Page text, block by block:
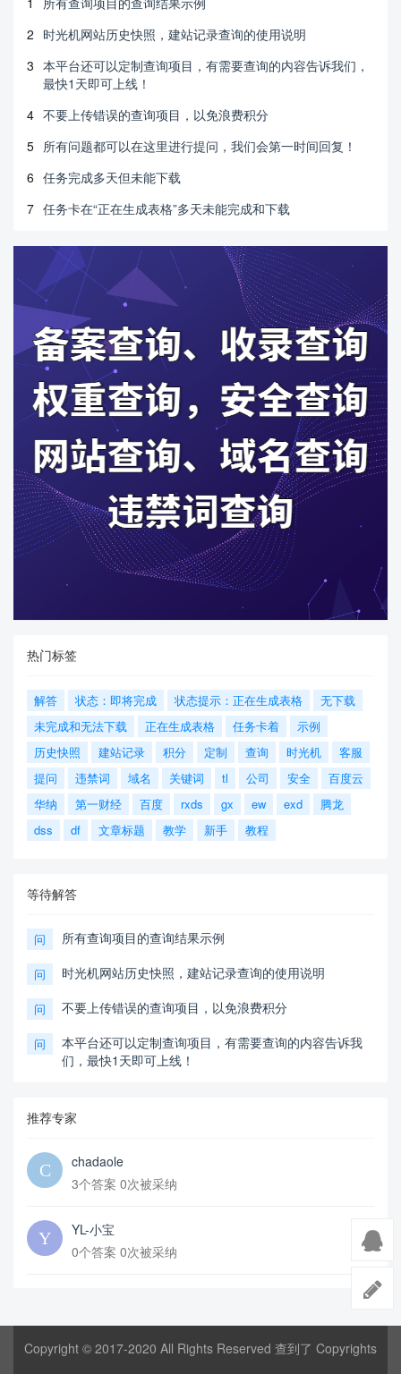
2 时光机网站历史快照，建站记录查询的使用说明
3 本平台还可以定制查询项目，有需要查询的内容告诉我们，
最快1天即可上线！
4 不要上传错误的查询项目，以免浪费积分
5 所有问题都可以在这里进行提问，我们会第一时间回复！
6 任务完成多天但未能下载
7 任务卡在“正在生成表格”多天未能完成和下载
热门标签
解答 状态：即将完成 状态提示：正在生成表格
无下载
未完成和无法下载
正在生成表格 任务卡着
示例
历史快照
建站记录 积分 定制 查询 时光机
客服
提问
违禁词 域名 关键词 tl 公司 安全
百度云
华纳
第一财经 百度 rxds gx ew exd
腾龙
dss
df 文章标题 教学 新手 教程
等待解答
问 所有查询项目的查询结果示例
问 时光机网站历史快照，建站记录查询的使用说明
问 不要上传错误的查询项目，以免浪费积分
问
本平台还可以定制查询项目，有需要查询的内容告诉我
们，最快1天即可上线！
推荐专家
chadaole
3个答案 0次被采纳
YL-小宝
0个答案 0次被采纳
Copyright © 2017-2020 All Rights Reserved 查到了 Copyrights